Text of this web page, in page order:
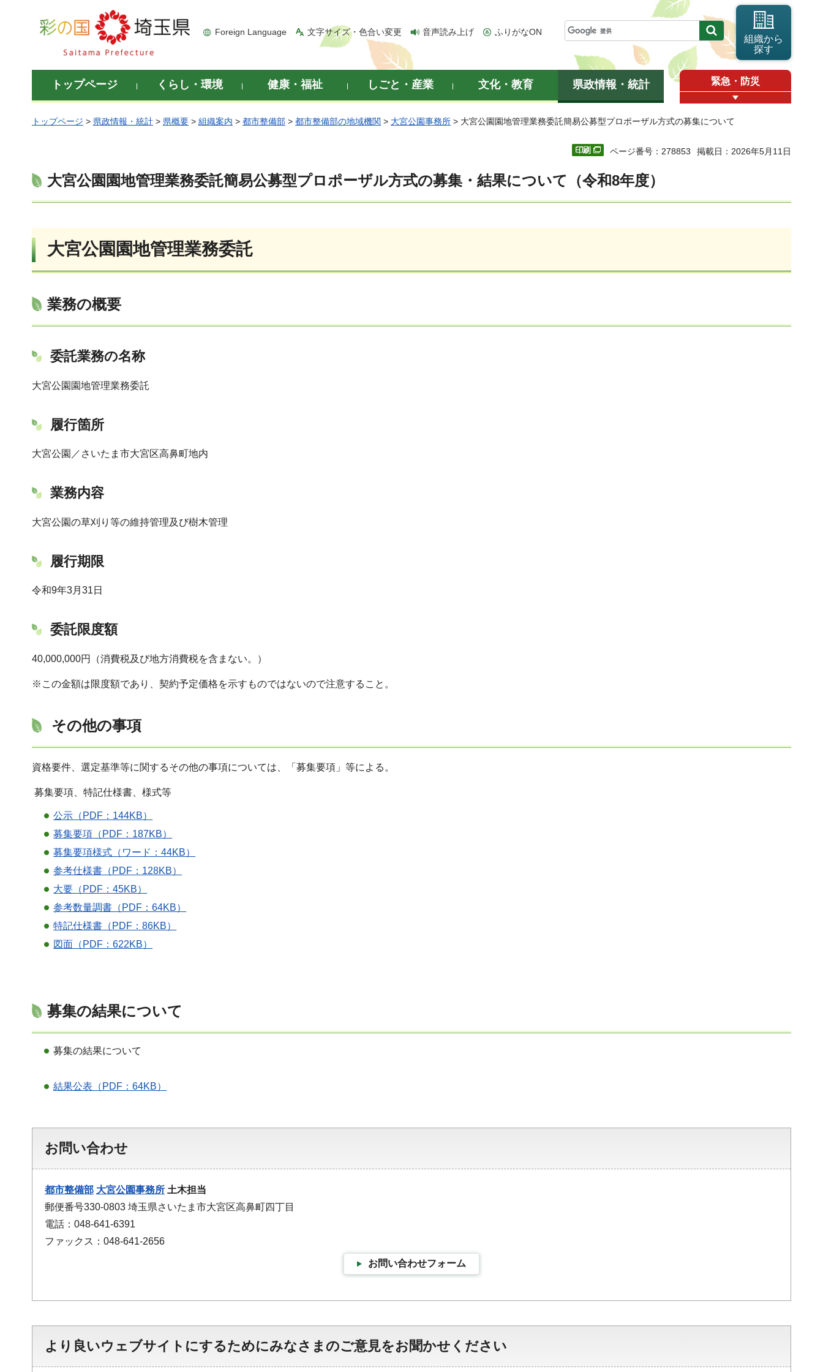
彩の国 埼玉県
Foreign Language 文字サイズ・色合い変更 音声読み上げ ふりがなON
組織から
探す
トップページ くらし・環境 健康・福祉 しごと・産業 文化・教育 県政情報・統計 緊急・防災
トップページ > 県政情報・統計 > 県概要 > 組織案内 > 都市整備部 > 都市整備部の地域機関 > 大宮公園事務所 > 大宮公園園地管理業務委託簡易公募型プロポーザル方式の募集について
ページ番号：278853 掲載日：2026年5月11日
大宮公園園地管理業務委託簡易公募型プロポーザル方式の募集・結果について（令和8年度）
大宮公園園地管理業務委託
業務の概要
委託業務の名称
大宮公園園地管理業務委託
履行箇所
大宮公園／さいたま市大宮区高鼻町地内
業務内容
大宮公園の草刈り等の維持管理及び樹木管理
履行期限
令和9年3月31日
委託限度額
40,000,000円（消費税及び地方消費税を含まない。）
※この金額は限度額であり、契約予定価格を示すものではないので注意すること。
その他の事項
資格要件、選定基準等に関するその他の事項については、「募集要項」等による。
募集要項、特記仕様書、様式等
公示（PDF：144KB）
募集要項（PDF：187KB）
募集要項様式（ワード：44KB）
参考仕様書（PDF：128KB）
大要（PDF：45KB）
参考数量調書（PDF：64KB）
特記仕様書（PDF：86KB）
図面（PDF：622KB）
募集の結果について
募集の結果について
結果公表（PDF：64KB）
お問い合わせ
都市整備部 大宮公園事務所 土木担当
郵便番号330-0803 埼玉県さいたま市大宮区高鼻町四丁目
電話：048-641-6391
ファックス：048-641-2656
お問い合わせフォーム
より良いウェブサイトにするためにみなさまのご意見をお聞かせください